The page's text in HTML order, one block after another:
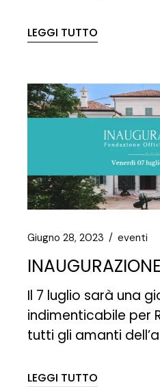
LEGGI TUTTO
Giugno 28, 2023 eventi
Il 7 luglio sarà una
indimenticabile per
tutti gli amanti dell’a
LEGGI TUTTO